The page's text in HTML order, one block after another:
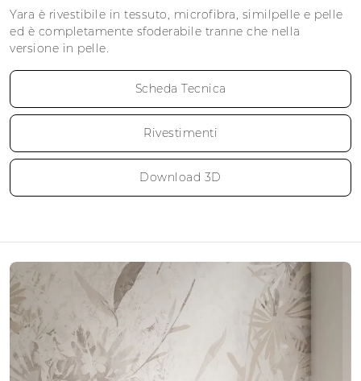
Yara è rivestibile in tessuto, microfibra, similpelle e pelle
ed è completamente sfoderabile tranne che nella
versione in pelle.
Scheda Tecnica
Rivestimenti
Download 3D